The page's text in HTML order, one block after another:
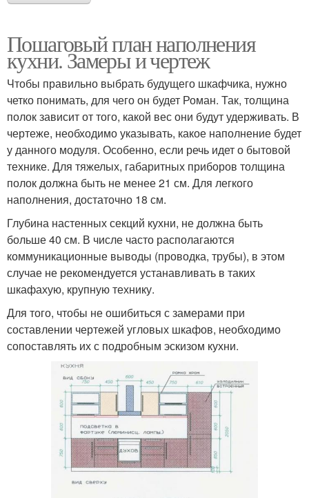
Пошаговый план наполнения
кухни. Замеры и чертеж
Чтобы правильно выбрать будущего шкафчика, нужно
четко понимать, для чего он будет Роман. Так, толщина
полок зависит от того, какой вес они будут удерживать. В
чертеже, необходимо указывать, какое наполнение будет
у данного модуля. Особенно, если речь идет о бытовой
технике. Для тяжелых, габаритных приборов толщина
полок должна быть не менее 21 см. Для легкого
наполнения, достаточно 18 см.
Глубина настенных секций кухни, не должна быть
больше 40 см. В числе часто располагаются
коммуникационные выводы (проводка, трубы), в этом
случае не рекомендуется устанавливать в таких
шкафахую, крупную технику.
Для того, чтобы не ошибиться с замерами при
составлении чертежей угловых шкафов, необходимо
сопоставлять их с подробным эскизом кухни.